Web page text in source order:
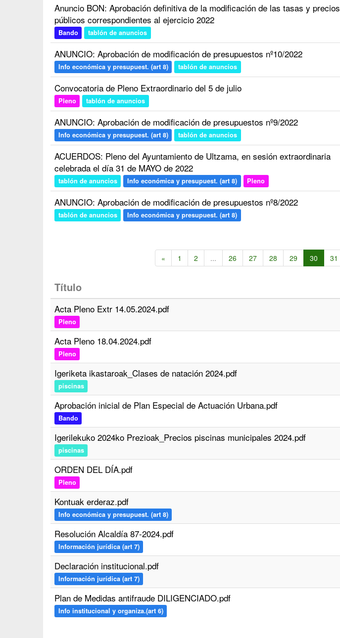
Anuncio BON: Aprobación definitiva de la modificación de las tasas y precios
públicos correspondientes al ejercicio 2022
Bando tablón de anuncios
ANUNCIO: Aprobación de modificación de presupuestos nº10/2022
Info económica y presupuest. (art 8) tablón de anuncios
Convocatoria de Pleno Extraordinario del 5 de julio
Pleno tablón de anuncios
ANUNCIO: Aprobación de modificación de presupuestos nº9/2022
Info económica y presupuest. (art 8) tablón de anuncios
ACUERDOS: Pleno del Ayuntamiento de Ultzama, en sesión extraordinaria
celebrada el día 31 de MAYO de 2022
tablón de anuncios Info económica y presupuest. (art 8) Pleno
ANUNCIO: Aprobación de modificación de presupuestos nº8/2022
tablón de anuncios Info económica y presupuest. (art 8)
« 1 2 ... 26 27 28 29 30 31
Título
Acta Pleno Extr 14.05.2024.pdf
Pleno
Acta Pleno 18.04.2024.pdf
Pleno
Igeriketa ikastaroak_Clases de natación 2024.pdf
piscinas
Aprobación inicial de Plan Especial de Actuación Urbana.pdf
Bando
Igerilekuko 2024ko Prezioak_Precios piscinas municipales 2024.pdf
piscinas
ORDEN DEL DÍA.pdf
Pleno
Kontuak erderaz.pdf
Info económica y presupuest. (art 8)
Resolución Alcaldía 87-2024.pdf
Información jurídica (art 7)
Declaración institucional.pdf
Información jurídica (art 7)
Plan de Medidas antifraude DILIGENCIADO.pdf
Info institucional y organiza.(art 6)